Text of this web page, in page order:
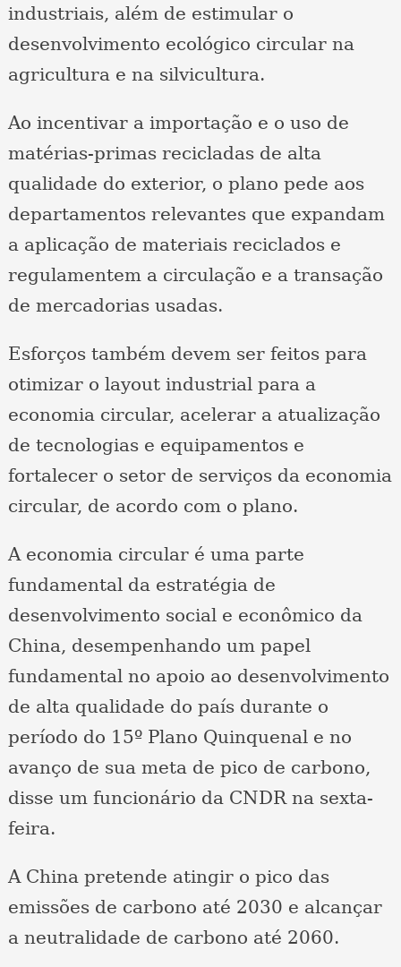
industriais, além de estimular o
desenvolvimento ecológico circular na
agricultura e na silvicultura.
Ao incentivar a importação e o uso de
matérias-primas recicladas de alta
qualidade do exterior, o plano pede aos
departamentos relevantes que expandam
a aplicação de materiais reciclados e
regulamentem a circulação e a transação
de mercadorias usadas.
Esforços também devem ser feitos para
otimizar o layout industrial para a
economia circular, acelerar a atualização
de tecnologias e equipamentos e
fortalecer o setor de serviços da economia
circular, de acordo com o plano.
A economia circular é uma parte
fundamental da estratégia de
desenvolvimento social e econômico da
China, desempenhando um papel
fundamental no apoio ao desenvolvimento
de alta qualidade do país durante o
período do 15º Plano Quinquenal e no
avanço de sua meta de pico de carbono,
disse um funcionário da CNDR na sexta-
feira.
A China pretende atingir o pico das
emissões de carbono até 2030 e alcançar
a neutralidade de carbono até 2060.